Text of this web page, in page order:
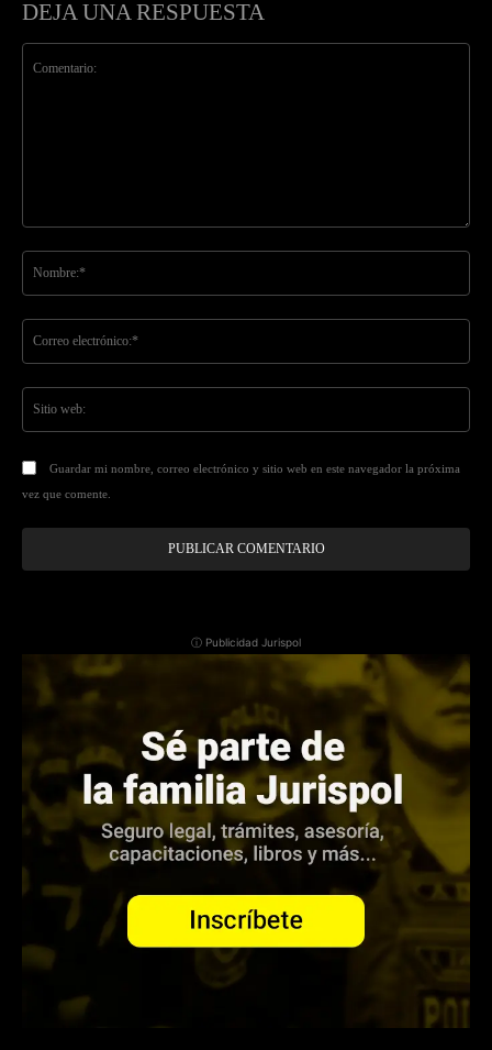
DEJA UNA RESPUESTA
Guardar mi nombre, correo electrónico y sitio web en este navegador la próxima
vez que comente.
ⓘ Publicidad Jurispol